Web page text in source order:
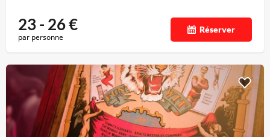
23 - 26€
par personne
Réserver